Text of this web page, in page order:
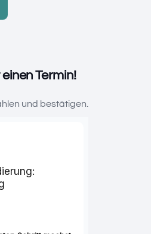
Termin!
und bestätigen.